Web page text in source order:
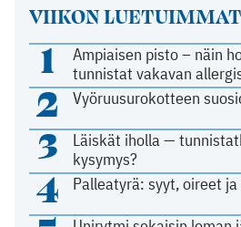
VIIKON LUETUIMMAT
1
Ampiaisen pisto – näin
tunnistat vakavan
2 Vyöruusurokotteen
3
Läiskät iholla —
kysymys?
4 Palleatyrä: syyt, oireet